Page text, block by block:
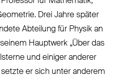
Drei Jahre später
Abteilung für Physik an
Hauptwerk „Über das
und einiger anderer
er sich unter anderem